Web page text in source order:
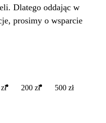
Dlatego oddając w
prosimy o wsparcie
200 zł 500 zł